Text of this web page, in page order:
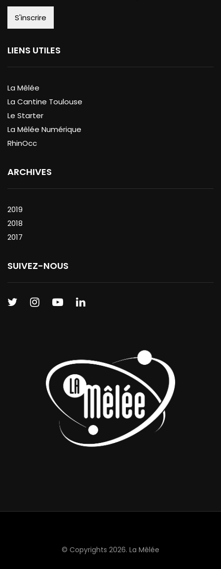
LIENS UTILES
La Mêlée
La Cantine Toulouse
Le Starter
La Mêlée Numérique
RhinOcc
ARCHIVES
2019
2018
2017
SUIVEZ-NOUS
© Copyrights 2026. La Mêlée